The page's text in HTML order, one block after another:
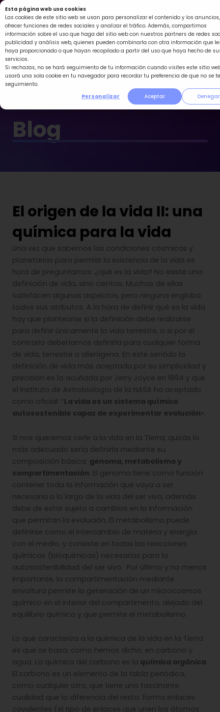
Esta página web usa cookies
Las cookies de este sitio web se usan para personalizar el contenido y los anuncios,
ofrecer funciones de redes sociales y analizar el tráfico. Además, compartimos
información sobre el uso que haga del sitio web con nuestros partners de redes
publicidad y análisis web, quienes pueden combinarla con otra información que
haya proporcionado o que hayan recopilado a partir del uso que haya hecho de
servicios.
Si rechazas, no se hará seguimiento de tu información cuando visites este sitio
usará una sola cookie en tu navegador para recordar tu preferencia de que no se
seguimiento.
Personalizar
Aceptar Denegar
Ir
al
contenido
Blog
El origen de la vida II: una
química para la vida
Una vez que sabemos las condiciones cósmicas y
planetarias para permitir la existencia de la vida es
hora de preguntarnos: ¿qué es la vida? No existe una
definición de vida, sino cientos. Muchas de ellas
satisfacen algunos aspectos, pero ninguna engloba
todos sus atributos. A la hora de definir qué es la vida
hay que plantearse si la definición debe realizarse
para definir únicamente la vida terrestre, o si por el
contrario deberíamos definirla para cualquier forma
de vida, terrestre o alienígena. En este sentido la
definición de vida más aceptada por su simplicidad y
precisión es la acuñada por Jerry Joyce en 1994 y que
el Instituto de Astrobiología de la NASA ha aceptado
como oficial: “La vida es un sistema químico
autosostenible capaz de experimentar evolución«.
Si nos queremos ceñir a la vida en la Tierra, quizás lo
más adecuado sería definirla mediante su
composición básica: genoma, metabolismo y
compartimentación. El genoma tiene como función
contener toda la información que vaya a ser
necesaria a lo largo de la vida del ser vivo, además
debe de estar sujeto a cambios en la información
que permitan la evolución. El metabolismo puede
definirse como el intercambio de materia y energía
con el medio, y consiste en todas las reacciones
químicas (bioquímicas) necesarias para la
autosostenibilidad del ser vivo. Por último y no menos
importante, la compartimentación mediante
envoltura permite la generación de un microcosmos
químico en el interior del compartimento, alejado del
equilibrio químico y que permite el metabolismo.
Lo que caracteriza a la química de la vida en la Tierra
es que se basa, como hemos dicho, en carbono y
agua. La química del carbono es la química orgánica
El carbono es un elemento de la tabla periódica,
como cualquier otro, que tiene una fascinante
cualidad que lo diferencia del resto: forma enlaces
covalentes (el tipo de enlaces que unen los átomos